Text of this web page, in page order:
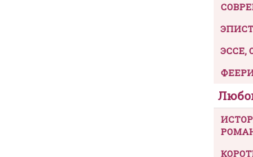
ЭССЕ,